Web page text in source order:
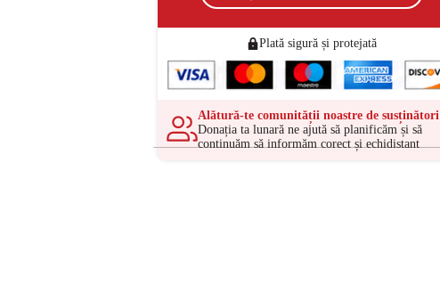
Plată sigură și protejată
Alătură-te comunității noastre de susținători
Donația ta lunară ne ajută să planificăm și să
continuăm să informăm corect și echidistant